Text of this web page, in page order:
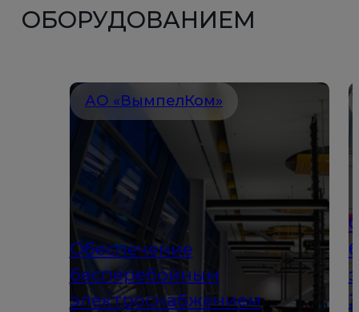
ОБОРУДОВАНИЕМ
АО «ВымпелКом»
Обеспечение
бесперебойным
электроснабжением